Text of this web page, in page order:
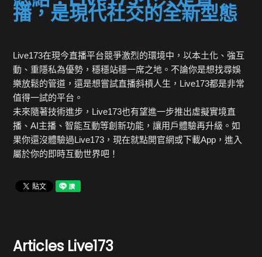
播，是現代社交的全新型態
Live173在現今直播平台競爭激烈的環境中，以本土化、強互
動、重隱私為優勢，穩穩站穩一席之地。不論你是想找尋娛
樂放鬆的管道，還是想嘗試直播斜槓人生，Live173都是非常
值得一試的平台。
未來隨著技術進步，Live173也有望進一步推出虛擬實境直
播、AI主播、智能互動等創新功能，讓用戶體驗再升級。如
果你還沒體驗過Live173，現在就點開官網或下載App，進入
屬於你的即時互動世界吧！
Articles Live173